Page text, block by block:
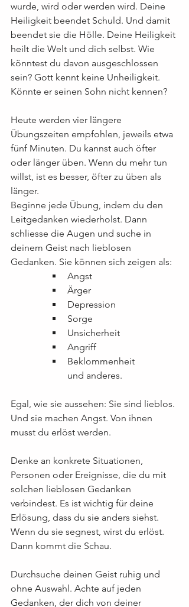
wurde, wird oder werden wird. Deine
Heiligkeit beendet Schuld. Und damit
beendet sie die Hölle. Deine Heiligkeit
heilt die Welt und dich selbst. Wie
könntest du davon ausgeschlossen
sein? Gott kennt keine Unheiligkeit.
Könnte er seinen Sohn nicht kennen?
Heute werden vier längere
Übungszeiten empfohlen, jeweils etwa
fünf Minuten. Du kannst auch öfter
oder länger üben. Wenn du mehr tun
willst, ist es besser, öfter zu üben als
länger.
Beginne jede Übung, indem du den
Leitgedanken wiederholst. Dann
schliesse die Augen und suche in
deinem Geist nach lieblosen
Gedanken. Sie können sich zeigen als:
Angst
Ärger
Depression
Sorge
Unsicherheit
Angriff
Beklommenheit
und anderes.
Egal, wie sie aussehen: Sie sind lieblos.
Und sie machen Angst. Von ihnen
musst du erlöst werden.
Denke an konkrete Situationen,
Personen oder Ereignisse, die du mit
solchen lieblosen Gedanken
verbindest. Es ist wichtig für deine
Erlösung, dass du sie anders siehst.
Wenn du sie segnest, wirst du erlöst.
Dann kommt die Schau.
Durchsuche deinen Geist ruhig und
ohne Auswahl. Achte auf jeden
Gedanken, der dich von deiner